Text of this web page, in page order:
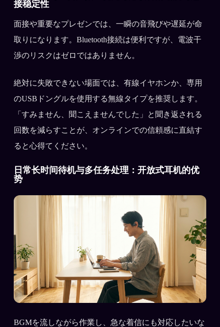
接稳定性
面接や重要なプレゼンでは、一瞬の音飛びや遅延が命
取りになります。Bluetooth接続は便利ですが、電波干
渉のリスクはゼロではありません。
絶対に失敗できない場面では、有線イヤホンか、専用
のUSBドングルを使用する無線タイプを推奨します。
「すみません、聞こえませんでした」と聞き返される
回数を減らすことが、オンラインでの信頼感に直結す
ると心得てください。
日常长时间待机与多任务处理：开放式耳机的优
势
BGMを流しながら作業し、急な着信にも対応したいな